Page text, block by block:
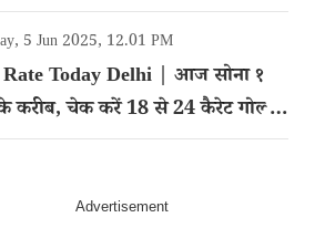
रेट
5 Jun 2025, 12.01 PM
Today Delhi | आज सोना १
करीब, चेक करें 18 से 24 कैरेट गोल्ड